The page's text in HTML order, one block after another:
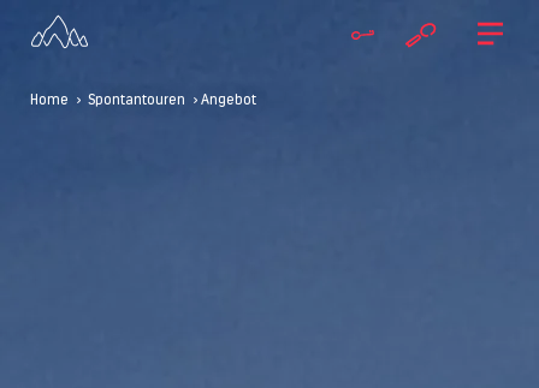
Home > Spontantouren > Angebot